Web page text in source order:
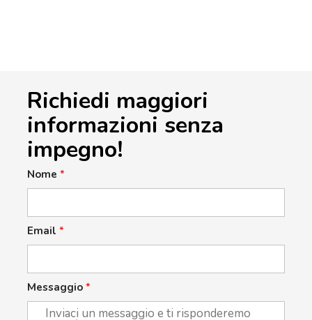
Richiedi maggiori
informazioni senza
impegno!
Nome *
Email *
Messaggio *